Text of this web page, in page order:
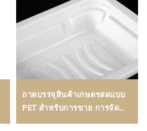
ถาดบรรจุสินค้าเกษตรสดแบบ
PET สำหรับการขาย การจัด